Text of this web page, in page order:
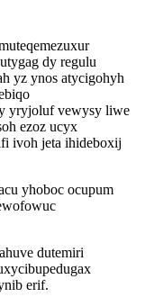
dy regulu
yz ynos atycigohyh
yryjoluf vewysy liwe
ezoz ucyx
ivoh jeta ihideboxij
yhoboc ocupum
dutemiri
erif.